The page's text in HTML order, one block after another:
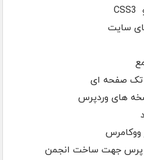
سایت
تک صفحه ای
های وردپرس
ووکامرس
پرس جهت ساخت انجمن